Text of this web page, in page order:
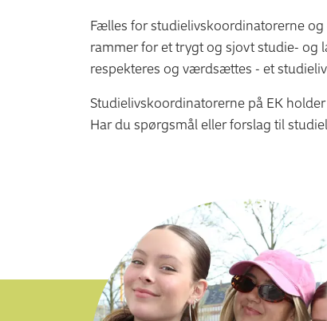
Fælles for studielivskoordinatorerne
rammer for et trygt og sjovt studie- og
respekteres og værdsættes - et
Studielivskoordinatorerne på EK
Har du spørgsmål eller forslag til